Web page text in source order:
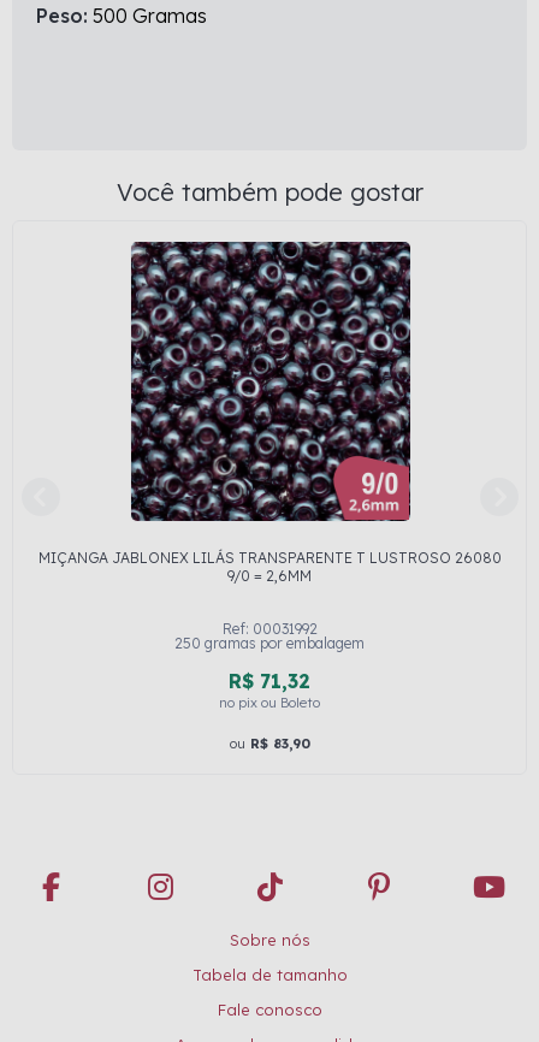
Peso: 500 Gramas
Você também pode gostar
MIÇANGA JABLONEX LILÁS TRANSPARENTE T LUSTROSO 26080
9/0 = 2,6MM
Ref: 00031992
250 gramas por embalagem
R$ 71,32
no pix ou Boleto
ou R$ 83,90
Sobre nós
Tabela de tamanho
Fale conosco